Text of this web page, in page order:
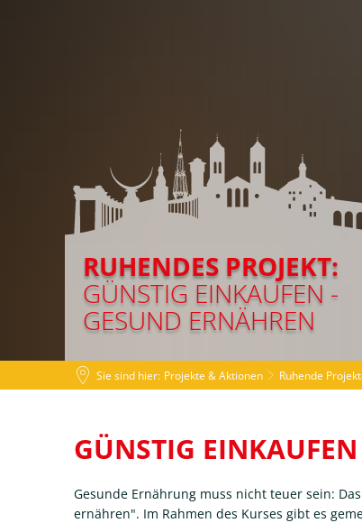
Projekte & Aktionen
RUHENDES PROJEKT:
GÜNSTIG EINKAUFEN -
GESUND ERNÄHREN
Sie sind hier: Projekte & Aktionen Ruhende
Günstig
einkaufen
GÜNSTIG
Gesunde Ernährung muss nicht teuer sein:
ernähren". Im Rahmen des Kurses gibt es